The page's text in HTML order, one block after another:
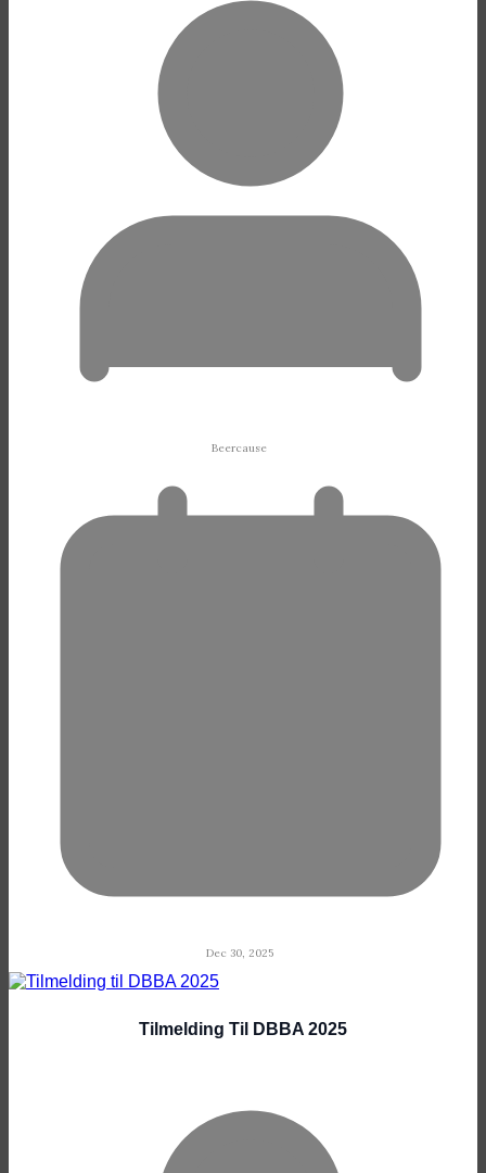
Beercause
Dec 30, 2025
Tilmelding Til DBBA 2025